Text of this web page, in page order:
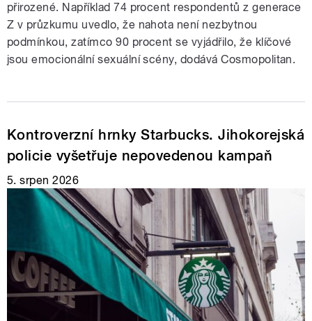
přirozené. Například 74 procent respondentů z generace
Z v průzkumu uvedlo, že nahota není nezbytnou
podmínkou, zatímco 90 procent se vyjádřilo, že klíčové
jsou emocionální sexuální scény, dodává Cosmopolitan.
Kontroverzní hrnky Starbucks. Jihokorejská
policie vyšetřuje nepovedenou kampaň
5. srpen 2026